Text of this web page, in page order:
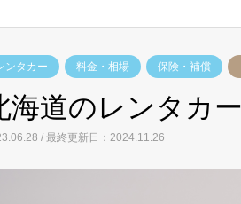
ンタカー 料金・相場 保険・補償
海道のレンタカ
/ 最終更新日：2024.11.26